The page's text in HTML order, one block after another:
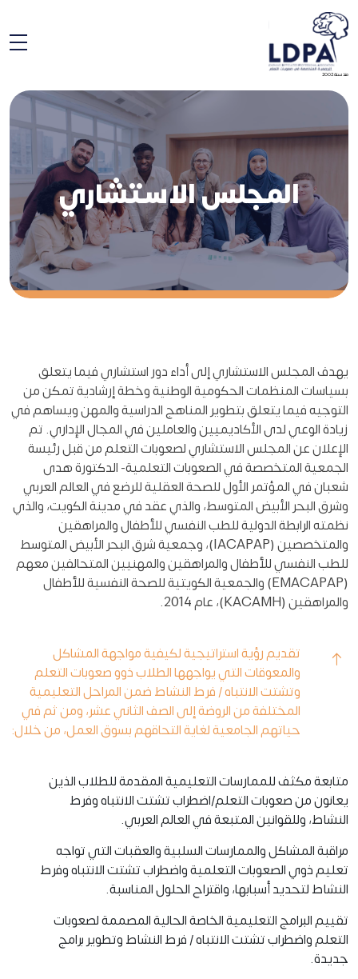
منذ سنة 2002
المجلس الاستشاري
يهدف المجلس الاستشاري إلى أداء دور استشاري فيما يتعلق
بسياسات المنظمات الحكومية الوطنية وخطة إرشادية تمكن من
التوجيه فيما يتعلق بتطوير المناهج الدراسية والمهن ويساهم في
زيادة الوعي لدى الأكاديميين والعاملين في المجال الإداري. تم
الإعلان عن المجلس الاستشاري لصعوبات التعلم من قبل رئيسة
الجمعية المتخصصة في الصعوبات التعلمية- الدكتورة هدى
شعبان في المؤتمر الأول للصحة العقلية للرضع في العالم العربي
وشرق البحر الأبيض المتوسط، والذي عقد في مدينة الكويت، والذي
نظمته الرابطة الدولية للطب النفسي للأطفال والمراهقين
والمتخصصين (IACAPAP)، وجمعية شرق البحر الأبيض المتوسط ​​
للطب النفسي للأطفال والمراهقين والمهنيين المتحالفين معهم
(EMACAPAP) والجمعية الكويتية للصحة النفسية للأطفال
والمراهقين (KACAMH)، عام 2014.
تقديم رؤية استراتيجية لكيفية مواجهة المشاكل
والمعوقات التي يواجهها الطلاب ذوو صعوبات التعلم
وتشتت الانتباه / فرط النشاط ضمن المراحل التعليمية
المختلفة من الروضة إلى الصف الثاني عشر، ومن ثم في
حياتهم الجامعية لغاية التحاقهم بسوق العمل، من خلال:
متابعة مكثف للممارسات التعليمية المقدمة للطلاب الذين
يعانون من صعوبات التعلم/اضطراب تشتت الانتباه وفرط
النشاط، وللقوانين المتبعة في العالم العربي.
مراقبة المشاكل والممارسات السلبية والعقبات التي تواجه
تعليم ذوي الصعوبات التعلمية واضطراب تشتت الانتباه وفرط
النشاط لتحديد أسبابها، واقتراح الحلول المناسبة.
تقييم البرامج التعليمية الخاصة الحالية المصممة لصعوبات
التعلم واضطراب تشتت الانتباه / فرط النشاط وتطوير برامج
جديدة.